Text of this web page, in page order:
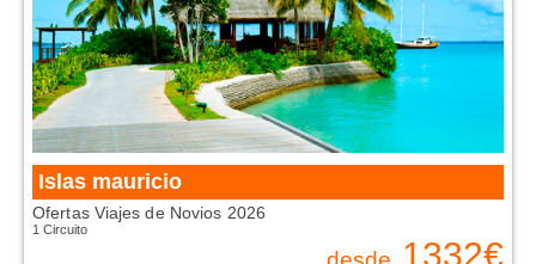
Islas mauricio
Ofertas Viajes de Novios 2026
1 Circuito
1332€